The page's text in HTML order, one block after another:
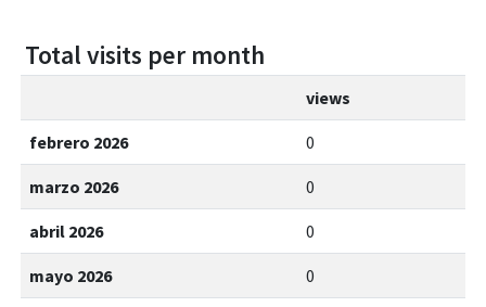
Total visits per month
views
febrero 2026 0
marzo 2026 0
abril 2026 0
mayo 2026 0